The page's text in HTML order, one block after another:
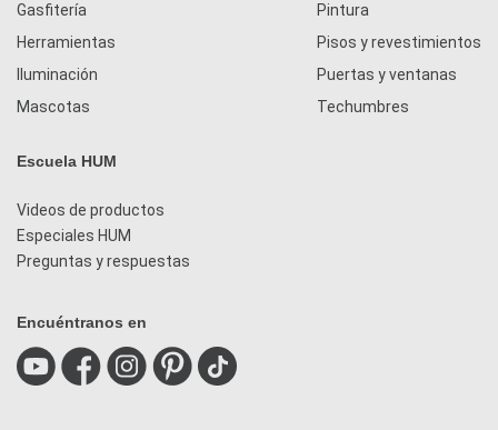
Gasfitería
Herramientas
Iluminación
Mascotas
Pintura
Pisos y revestimientos
Puertas y ventanas
Techumbres
Escuela HUM
Videos de productos
Especiales HUM
Preguntas y respuestas
Encuéntranos en